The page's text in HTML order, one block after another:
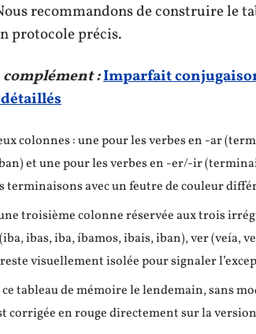
recommandons de construire le
protocole précis.
:Imparfait
colonnes : une pour les verbes en -ar
et une pour les verbes en -er/-ir
terminaisons avec un feutre de couleur
troisième colonne réservée aux trois
ibas, iba, íbamos, ibais, iban), ver (veía,
visuellement isolée pour signaler
tableau de mémoire le lendemain, sans
corrigée en rouge directement sur la